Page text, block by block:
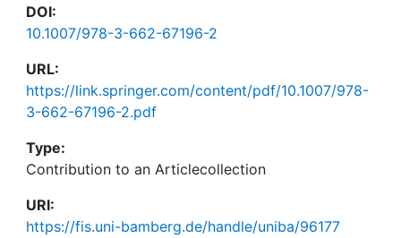
DOI:
10.1007/978-3-662-67196-2
URL:
https://link.springer.com/content/pdf/10.1007/978-
3-662-67196-2.pdf
Type:
Contribution to an Articlecollection
URI:
https://fis.uni-bamberg.de/handle/uniba/96177